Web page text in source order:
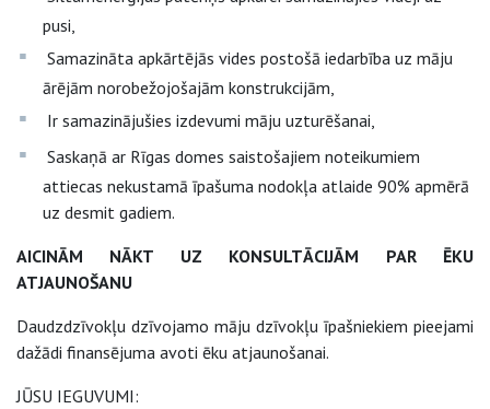
pusi,
Samazināta apkārtējās vides postošā iedarbība uz māju
ārējām norobežojošajām konstrukcijām,
Ir samazinājušies izdevumi māju uzturēšanai,
Saskaņā ar Rīgas domes saistošajiem noteikumiem
attiecas nekustamā īpašuma nodokļa atlaide 90% apmērā
uz desmit gadiem.
AICINĀM NĀKT UZ KONSULTĀCIJĀM PAR ĒKU
ATJAUNOŠANU
Daudzdzīvokļu dzīvojamo māju dzīvokļu īpašniekiem pieejami
dažādi finansējuma avoti ēku atjaunošanai.
JŪSU IEGUVUMI: